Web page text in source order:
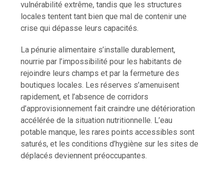
vulnérabilité extrême, tandis que les structures
locales tentent tant bien que mal de contenir une
crise qui dépasse leurs capacités.
La pénurie alimentaire s’installe durablement,
nourrie par l’impossibilité pour les habitants de
rejoindre leurs champs et par la fermeture des
boutiques locales. Les réserves s’amenuisent
rapidement, et l’absence de corridors
d’approvisionnement fait craindre une détérioration
accélérée de la situation nutritionnelle. L’eau
potable manque, les rares points accessibles sont
saturés, et les conditions d’hygiène sur les sites de
déplacés deviennent préoccupantes.